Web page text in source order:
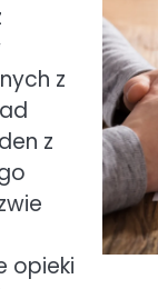
z
z
opieki